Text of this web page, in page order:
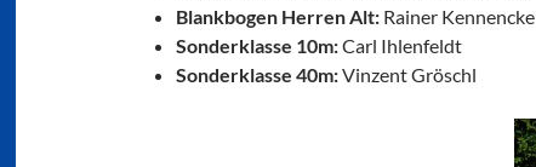
Blankbogen Herren Alt: Rainer Kennencke
Sonderklasse 10m:Carl Ihlenfeldt
Sonderklasse 40m:Vinzent Gröschl